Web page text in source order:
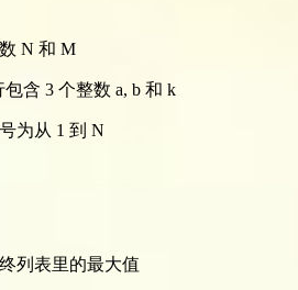
N 和 M
含 3 个整数 a, b 和 k
为从 1 到 N
列表里的最大值